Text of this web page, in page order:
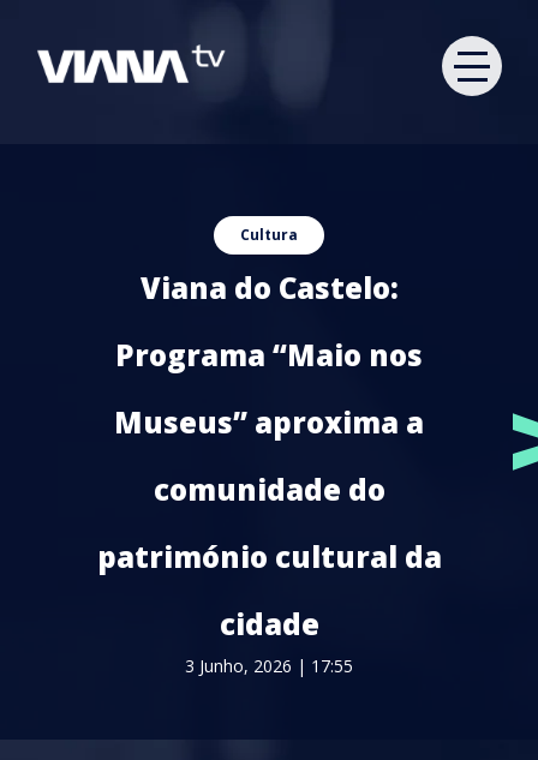
Cultura
Viana do Castelo:
Programa “Maio nos
Museus” aproxima a
comunidade do
património cultural da
cidade
3 Junho, 2026 | 17:55